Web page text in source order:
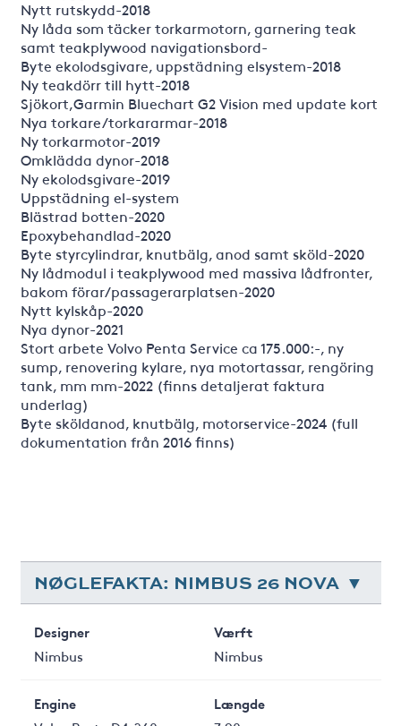
Nytt rutskydd-2018
Ny låda som täcker torkarmotorn, garnering teak
samt teakplywood navigationsbord-
Byte ekolodsgivare, uppstädning elsystem-2018
Ny teakdörr till hytt-2018
Sjökort,Garmin Bluechart G2 Vision med update kort
Nya torkare/torkararmar-2018
Ny torkarmotor-2019
Omklädda dynor-2018
Ny ekolodsgivare-2019
Uppstädning el-system
Blästrad botten-2020
Epoxybehandlad-2020
Byte styrcylindrar, knutbälg, anod samt sköld-2020
Ny lådmodul i teakplywood med massiva lådfronter,
bakom förar/passagerarplatsen-2020
Nytt kylskåp-2020
Nya dynor-2021
Stort arbete Volvo Penta Service ca 175.000:-, ny
sump, renovering kylare, nya motortassar, rengöring
tank, mm mm-2022 (finns detaljerat faktura
underlag)
Byte sköldanod, knutbälg, motorservice-2024 (full
dokumentation från 2016 finns)
NØGLEFAKTA: NIMBUS 26 NOVA
Designer
Nimbus
Værft
Nimbus
Engine
Længde